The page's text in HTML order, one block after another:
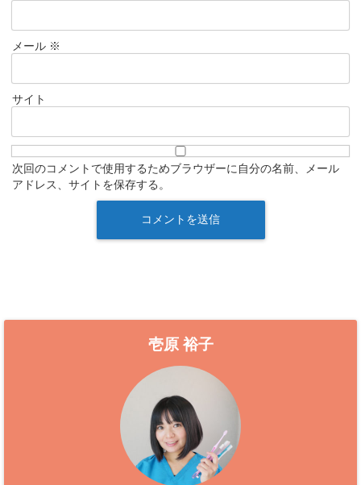
メール ※
サイト
次回のコメントで使用するためブラウザーに自分の名前、メール
アドレス、サイトを保存する。
壱原 裕子